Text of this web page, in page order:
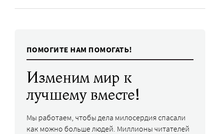
ПОМОГИТЕ НАМ ПОМОГАТЬ!
Изменим мир к
лучшему вместе!
Мы работаем, чтобы дела милосердия спасали
как можно больше людей. Миллионы читателей